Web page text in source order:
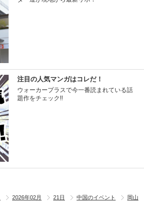
注目の人気マンガはコレだ！
ウォーカープラスで今一番読まれている話
題作をチェック!!
2026年02月 21日 中国のイベント
岡山